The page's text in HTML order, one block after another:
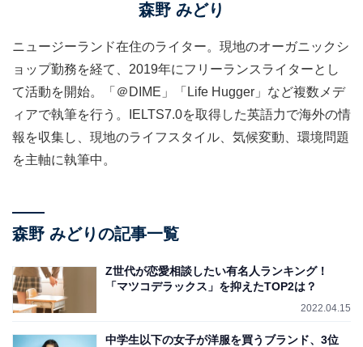
森野 みどり
ニュージーランド在住のライター。現地のオーガニックシ
ョップ勤務を経て、2019年にフリーランスライターとし
て活動を開始。「＠DIME」「Life Hugger」など複数メデ
ィアで執筆を行う。IELTS7.0を取得した英語力で海外の情
報を収集し、現地のライフスタイル、気候変動、環境問題
を主軸に執筆中。
森野 みどりの記事一覧
Z世代が恋愛相談したい有名人ランキング！
「マツコデラックス」を抑えたTOP2は？
2022.04.15
中学生以下の女子が洋服を買うブランド、3位